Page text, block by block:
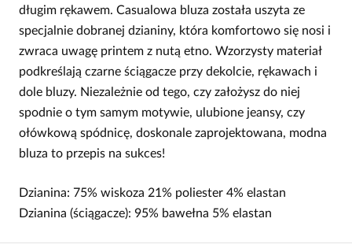
długim rękawem. Casualowa bluza została uszyta ze
specjalnie dobranej dzianiny, która komfortowo się nosi i
zwraca uwagę printem z nutą etno. Wzorzysty materiał
podkreślają czarne ściągacze przy dekolcie, rękawach i
dole bluzy. Niezależnie od tego, czy założysz do niej
spodnie o tym samym motywie, ulubione jeansy, czy
ołówkową spódnicę, doskonale zaprojektowana, modna
bluza to przepis na sukces!
Dzianina: 75% wiskoza 21% poliester 4% elastan
Dzianina (ściągacze): 95% bawełna 5% elastan